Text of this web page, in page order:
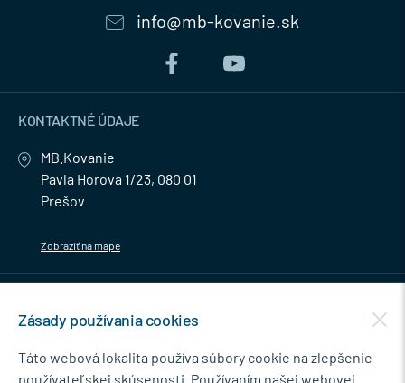
info@mb-kovanie.sk
KONTAKTNÉ ÚDAJE
MB.Kovanie
Pavla Horova 1/23, 080 01
Prešov
Zobraziť na mape
NEWSLETTER
Zásady používania cookies
Táto webová lokalita používa súbory cookie na zlepšenie
používateľskej skúsenosti. Používaním našej webovej